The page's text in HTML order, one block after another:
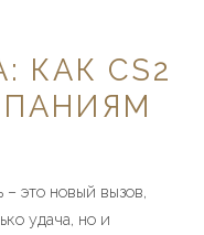
КАК CS2
это новый вызов,
удача, но и